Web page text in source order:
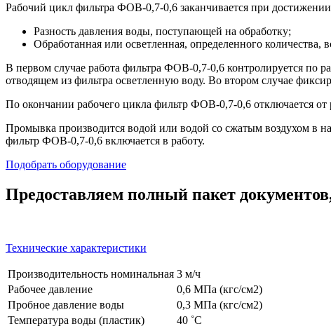
Рабочий цикл фильтра ФОВ-0,7-0,6 заканчивается при достижении
Разность давления воды, поступающей на обработку;
Обработанная или осветленная, определенного количества,
В первом случае работа фильтра ФОВ-0,7-0,6 контролируется по
отводящем из фильтра осветленную воду. Во втором случае
По окончании рабочего цикла фильтр ФОВ-0,7-0,6 отключается
Промывка производится водой или водой со сжатым воздухом в
фильтр ФОВ-0,7-0,6 включается в работу.
Подобрать оборудование
Предоставляем полный пакет
Технические характеристики
Производительность номинальная 3 м/ч
Рабочее давление
0,6 МПа (кгс/см2)
Пробное давление воды
0,3 МПа (кгс/см2)
Температура воды (пластик)
40 ˚C